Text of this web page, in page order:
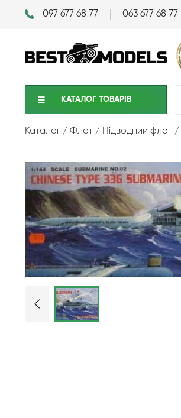
097 677 68 77 063 677 68 77
КАТАЛОГ ТОВАРIВ
Каталог Флот Підводний флот